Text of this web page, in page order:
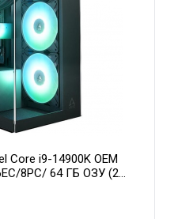
Core i9-14900K OEM
8PC/ 64 ГБ ОЗУ (2
WATERFORCE